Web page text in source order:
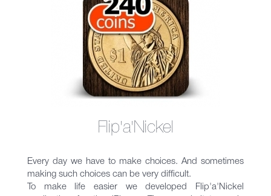
Flip'a'Nickel
Every day we have to make choices. And sometimes
making such choices can be very difficult.
To make life easier we developed Flip'a'Nickel